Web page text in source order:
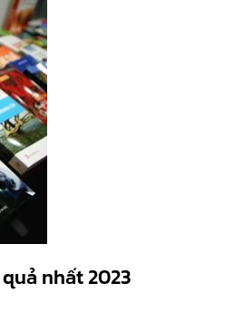
nhất 2023